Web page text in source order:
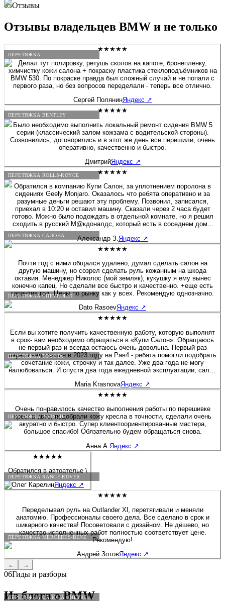
ПЕРЕТЯЖКА
ПЕРЕТЯЖКА BENTLEY
ПЕРЕТЯЖКА ROLLS-ROYCE
ПЕРЕТЯЖКА САЛОНА
ПЕРЕТЯЖКА CHEVROLET
ПЕРЕТЯЖКА TOYOTA
ПЕРЕТЯЖКА PORSCHE
ПЕРЕТЯЖКА RANGE ROVER
ПЕРЕТЯЖКА MERCEDES-BENZ
ПЕРЕТЯЖКА САЛОНА CHEVROLET
05Отзывы
Отзывы владельцев BMW и не только
★★★★★
Делал тут полировку, ретушь сколов на капоте, бронепленку,
химчистку кожи салона + покраску пластика стеклоподъёмников на
BMW 530. По покраске правда был сложный случай и не попали с
первого раза, но без вопросов переделали - теперь все отлично.
Сергей ПолянинЯндекс ↗
★★★★★
Было необходимо выполнить локальный ремонт сидения BMW 5
серии (классический залом кожзама с водительской стороны).
Созвонились, договорились и в этот же день все перешили, очень
оперативно, качественно и быстро.
ДмитрийЯндекс ↗
★★★★★
Обратился в компанию Купи Салон, за уплотнением поролона в
сидениях Geely Monjaro. Оказалось что ребята оперативно и за
разумные деньги решают эту проблему. Позвонил, записался,
приехал в 10:20 и оставил машину. Сказали через 2 часа будет
готово. Можно было подождать в отдельной комнате, но я решил
сходить в русский М@кдоналдс, который есть в соседнем доме.
Звонок через 1ч. 20мин., машина готова! Все сделали очень
аккуратно, места действительно стали гораздо плотнее, то что я и
хотел! Фото до и после прилагаю. Спасибо за вашу работу,
Александр З. Яндекс ↗
★★★★★
Почти год с ними общался удалено, думал сделать салон на
другую машину, но созрел сделать руль кожанным на шкода
октавия. Менеджер Николос (мой земляк), кукушку я ему вынес
конечно капец. Но сделали все быстро и качественно. +еще есть
гарантия год. Цены по рынку как у всех. Рекомендую однозначно.
Dato RasoevЯндекс ↗
★★★★★
Если вы хотите получить качественную работу, которую выполнят
в срок- вам необходимо обращаться в «Купи Салон». Обращаюсь
не первый раз и всегда остаюсь очень довольна. Первый раз
перешивали салон в 2023 году на Рав4 - ребята помогли подобрать
сочетание кожи, строчку и так далее. Уже два года не могу
налюбоваться. И спустя два года ежедневной эксплуатации, салон
на Солярисе. Здесь работают профессионалы своего дела!
Maria KrasnovaЯндекс ↗
★★★★★
Очень понравилось качество выполнения работы по перешивке
кресла авто, подобрали кожу кресла в точности, сделали очень
акуратно и быстро. Супер клиентоориентированные мастера,
большое спасибо! Обязательно будем обращаться снова.
Анна А. Яндекс ↗
★★★★★
Обратился в автоателье \
Олег КарелинЯндекс ↗
★★★★★
Переделывал руль на Outlander Xl, перетягивали и меняли
анатомию. Профессионалы своего дела. Все сделано в срок и
шикарного качества! Посоветовали с дизайном. Не дёшево, но
качество исполненных работ полностью соответствует цене.
Рекомендую!
Андрей ЗотовЯндекс ↗
←
→
06Гиды и разборы
Из блога оBMW